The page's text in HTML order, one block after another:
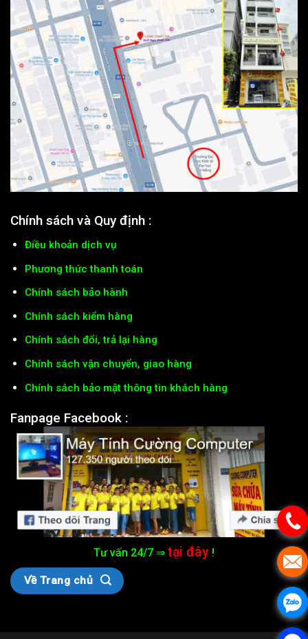
Chính sách và Quy định :
Điều khoản dịch vụ
Phương thức thanh toán
Chính sách bảo hành
Chính sách kiểm hàng
Chính sách đổi, trả lại hàng
Chính sách vận chuyển, giao hàng
Chính sách bảo mật thông tin khách hàng
Fanpage Facebook :
Tư vấn 24/7 ⇒ tại đây !
Về Trang chủ